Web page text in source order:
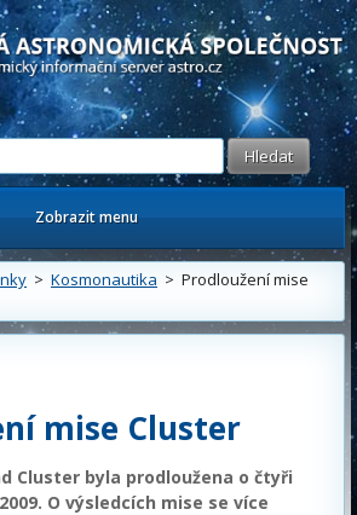
- Informační astronomický server
Zobrazit menu
> Kosmonautika > Prodloužení mise
mise Cluster
Cluster byla prodloužena o čtyři
O výsledcích mise se více